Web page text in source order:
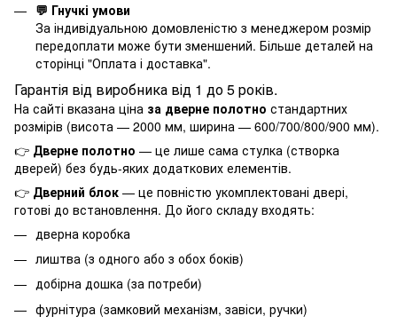
💬 Гнучкі умови
За індивідуальною домовленістю з менеджером розмір
передоплати може бути зменшений. Більше деталей на
сторінці "Оплата і доставка".
Гарантія від виробника від 1 до 5 років.
На сайті вказана ціна за дверне полотно стандартних
розмірів (висота — 2000 мм, ширина — 600/700/800/900 мм).
👉 Дверне полотно — це лише сама стулка (створка
дверей) без будь-яких додаткових елементів.
👉 Дверний блок — це повністю укомплектовані двері,
готові до встановлення. До його складу входять:
дверна коробка
лиштва (з одного або з обох боків)
добірна дошка (за потреби)
фурнітура (замковий механізм, завіси, ручки)